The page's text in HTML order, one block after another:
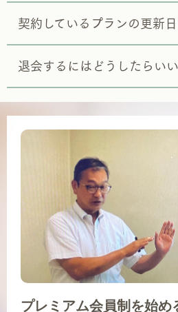
契約しているプランの更新
退会するにはどうしたらい
プレミアム会員制を始め